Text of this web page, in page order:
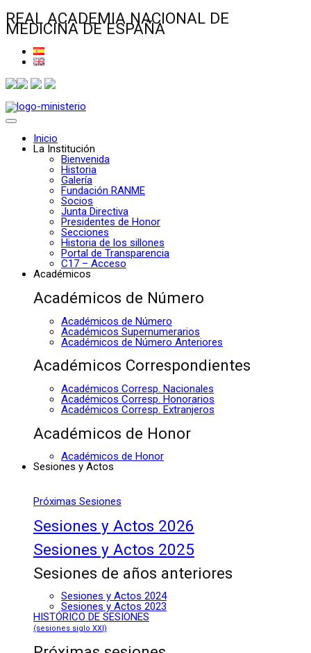
REAL ACADEMIA NACIONAL DE
MEDICINA DE ESPAÑA
Inicio
La Institución
Bienvenida
Historia
Galería
Fundación RANME
Socios
Junta Directiva
Presidentes de Honor
Secciones
Historia de los sillones
Portal de Transparencia
C17 – Acceso
Académicos
Académicos de Número
Académicos de Número
Académicos Supernumerarios
Académicos de Número Anteriores
Académicos Correspondientes
Académicos Corresp. Nacionales
Académicos Corresp. Honorarios
Académicos Corresp. Extranjeros
Académicos de Honor
Académicos de Honor
Sesiones y Actos
Próximas Sesiones
Sesiones y Actos 2026
Sesiones y Actos 2025
Sesiones de años anteriores
Sesiones y Actos 2024
Sesiones y Actos 2023
HISTÓRICO DE SESIONES
(sesiones siglo XXI)